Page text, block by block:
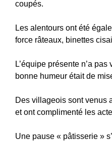
coupés.
Les alentours ont été
force râteaux, binettes
L’équipe présente n’a
bonne humeur était de
Des villageois sont venus
et ont complimenté les
Une pause « pâtisserie »